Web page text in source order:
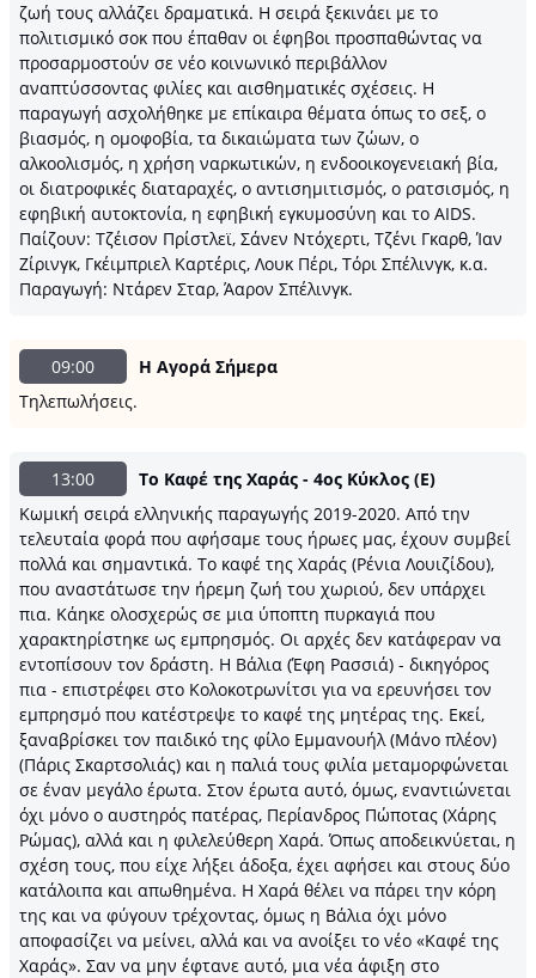
ζωή τους αλλάζει δραματικά. Η σειρά ξεκινάει με το
πολιτισμικό σοκ που έπαθαν οι έφηβοι προσπαθώντας να
προσαρμοστούν σε νέο κοινωνικό περιβάλλον
αναπτύσσοντας φιλίες και αισθηματικές σχέσεις. Η
παραγωγή ασχολήθηκε με επίκαιρα θέματα όπως το σεξ, ο
βιασμός, η ομοφοβία, τα δικαιώματα των ζώων, ο
αλκοολισμός, η χρήση ναρκωτικών, η ενδοοικογενειακή βία,
οι διατροφικές διαταραχές, ο αντισημιτισμός, ο ρατσισμός, η
εφηβική αυτοκτονία, η εφηβική εγκυμοσύνη και το AIDS.
Παίζουν: Τζέισον Πρίστλεϊ, Σάνεν Ντόχερτι, Τζένι Γκαρθ, Ίαν
Ζίρινγκ, Γκέιμπριελ Καρτέρις, Λουκ Πέρι, Τόρι Σπέλινγκ, κ.α.
Παραγωγή: Ντάρεν Σταρ, Άαρον Σπέλινγκ.
09:00
Η Αγορά Σήμερα
Τηλεπωλήσεις.
13:00
Το Καφέ της Χαράς - 4ος Κύκλος (E)
Κωμική σειρά ελληνικής παραγωγής 2019-2020. Από την
τελευταία φορά που αφήσαμε τους ήρωες μας, έχουν συμβεί
πολλά και σημαντικά. Το καφέ της Χαράς (Ρένια Λουιζίδου),
που αναστάτωσε την ήρεμη ζωή του χωριού, δεν υπάρχει
πια. Κάηκε ολοσχερώς σε μια ύποπτη πυρκαγιά που
χαρακτηρίστηκε ως εμπρησμός. Οι αρχές δεν κατάφεραν να
εντοπίσουν τον δράστη. Η Βάλια (Έφη Ρασσιά) - δικηγόρος
πια - επιστρέφει στο Κολοκοτρωνίτσι για να ερευνήσει τον
εμπρησμό που κατέστρεψε το καφέ της μητέρας της. Εκεί,
ξαναβρίσκει τον παιδικό της φίλο Εμμανουήλ (Μάνο πλέον)
(Πάρις Σκαρτσολιάς) και η παλιά τους φιλία μεταμορφώνεται
σε έναν μεγάλο έρωτα. Στον έρωτα αυτό, όμως, εναντιώνεται
όχι μόνο ο αυστηρός πατέρας, Περίανδρος Πώποτας (Χάρης
Ρώμας), αλλά και η φιλελεύθερη Χαρά. Όπως αποδεικνύεται, η
σχέση τους, που είχε λήξει άδοξα, έχει αφήσει και στους δύο
κατάλοιπα και απωθημένα. Η Χαρά θέλει να πάρει την κόρη
της και να φύγουν τρέχοντας, όμως η Βάλια όχι μόνο
αποφασίζει να μείνει, αλλά και να ανοίξει το νέο «Καφέ της
Χαράς». Σαν να μην έφτανε αυτό, μια νέα άφιξη στο